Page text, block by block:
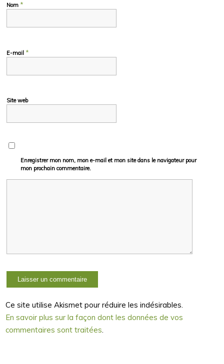
Nom *
E-mail *
Site web
Enregistrer mon nom, mon e-mail et mon site dans le navigateur pour
mon prochain commentaire.
Ce site utilise Akismet pour réduire les indésirables.
En savoir plus sur la façon dont les données de vos
commentaires sont traitées.